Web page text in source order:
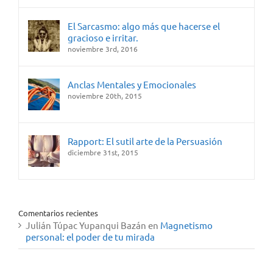
El Sarcasmo: algo más que hacerse el
gracioso e irritar.
noviembre 3rd, 2016
Anclas Mentales y Emocionales
noviembre 20th, 2015
Rapport: El sutil arte de la Persuasión
diciembre 31st, 2015
Comentarios recientes
Julián Túpac Yupanqui Bazán en Magnetismo
personal: el poder de tu mirada